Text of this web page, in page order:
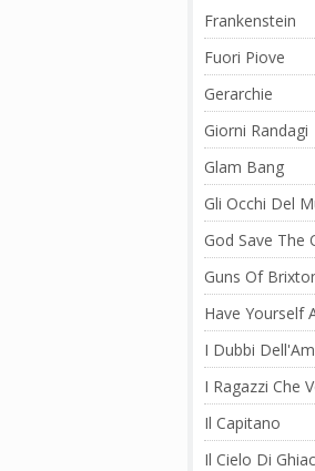
Frankenstein
Fuori Piove
Gerarchie
Giorni Randagi
Glam Bang
Gli Occhi Del
God Save The
Guns Of
Have Yourself
I Dubbi
I Ragazzi Che
Il Capitano
Il Cielo Di